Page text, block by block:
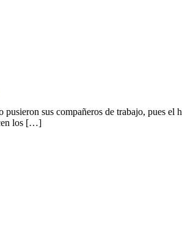
sus compañeros de trabajo, pues el
los […]